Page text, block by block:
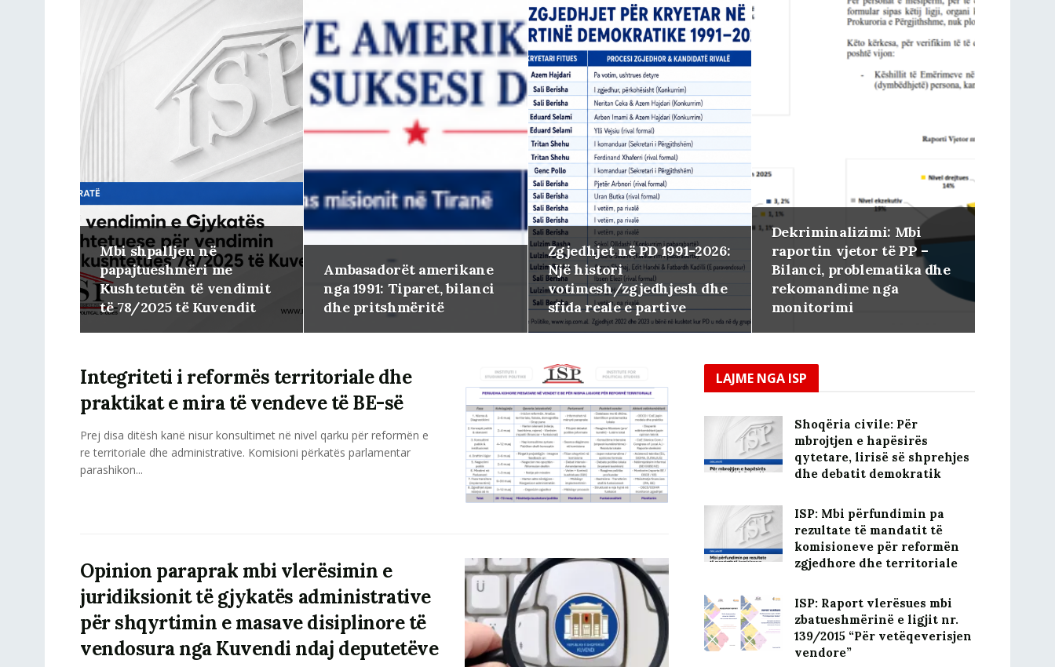
Mbi shpalljen në
papajtueshmëri me
Kushtetutën të vendimit
të 78/2025 të Kuvendit
Ambasadorët amerikane
nga 1991: Tiparet, bilanci
dhe pritshmëritë
Zgjedhjet në PD 1991-2026:
Një histori
votimesh/zgjedhjesh dhe
sfida reale e partive
Dekriminalizimi: Mbi
raportin vjetor të PP –
Bilanci, problematika dhe
rekomandime nga
monitorimi
Integriteti i reformës territoriale dhe
praktikat e mira të vendeve të BE-së
Prej disa ditësh kanë nisur konsultimet në nivel qarku për reformën e
re territoriale dhe administrative. Komisioni përkatës parlamentar
parashikon...
Opinion paraprak mbi vlerësimin e
juridiksionit të gjykatës administrative
për shqyrtimin e masave disiplinore të
vendosura nga Kuvendi ndaj deputetëve
LAJME NGA ISP
Shoqëria civile: Për
mbrojtjen e hapësirës
qytetare, lirisë së shprehjes
dhe debatit demokratik
ISP: Mbi përfundimin pa
rezultate të mandatit të
komisioneve për reformën
zgjedhore dhe territoriale
ISP: Raport vlerësues mbi
zbatueshmërinë e ligjit nr.
139/2015 “Për vetëqeverisjen
vendore”